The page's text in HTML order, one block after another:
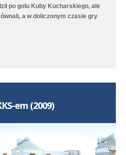
po golu Kuby Kucharskiego, ale
a w doliczonym czasie gry
trickiem w tym meczu popisał się
em (2009)